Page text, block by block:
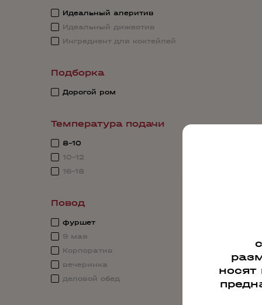
Идеальный аперитив
Идеальный дижестив
Ингредиент для коктейлей
Подборка
Дорогой ром
Температура подачи
8-10
10-12
16-18
Повод
фуршет
9 мая
Корпоратив
вечеринка
деловой обед